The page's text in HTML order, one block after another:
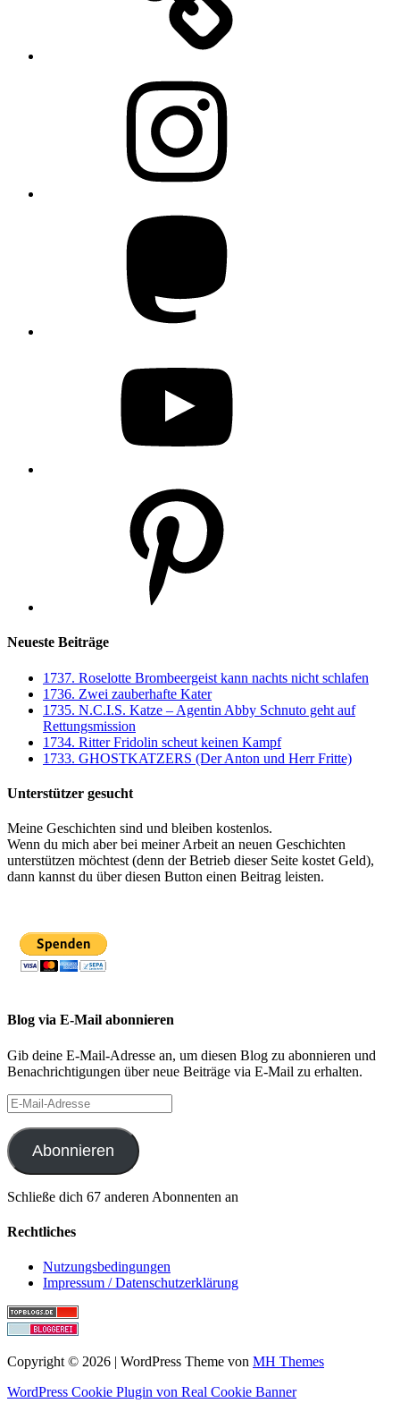
Neueste Beiträge
1737. Roselotte Brombeergeist kann nachts nicht schlafen
1736. Zwei zauberhafte Kater
1735. N.C.I.S. Katze – Agentin Abby Schnuto geht auf
Rettungsmission
1734. Ritter Fridolin scheut keinen Kampf
1733. GHOSTKATZERS (Der Anton und Herr Fritte)
Unterstützer gesucht
Meine Geschichten sind und bleiben kostenlos.
Wenn du mich aber bei meiner Arbeit an neuen Geschichten
unterstützen möchtest (denn der Betrieb dieser Seite kostet Geld),
dann kannst du über diesen Button einen Beitrag leisten.
Blog via E-Mail abonnieren
Gib deine E-Mail-Adresse an, um diesen Blog zu abonnieren und
Benachrichtigungen über neue Beiträge via E-Mail zu erhalten.
E-
Mail-
Adresse
Abonnieren
Schließe dich 67 anderen Abonnenten an
Rechtliches
Nutzungsbedingungen
Impressum / Datenschutzerklärung
Copyright © 2026 | WordPress Theme von MH Themes
WordPress Cookie Plugin von Real Cookie Banner